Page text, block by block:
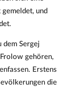
und
dem Sergej
gehören,
Erstens
die